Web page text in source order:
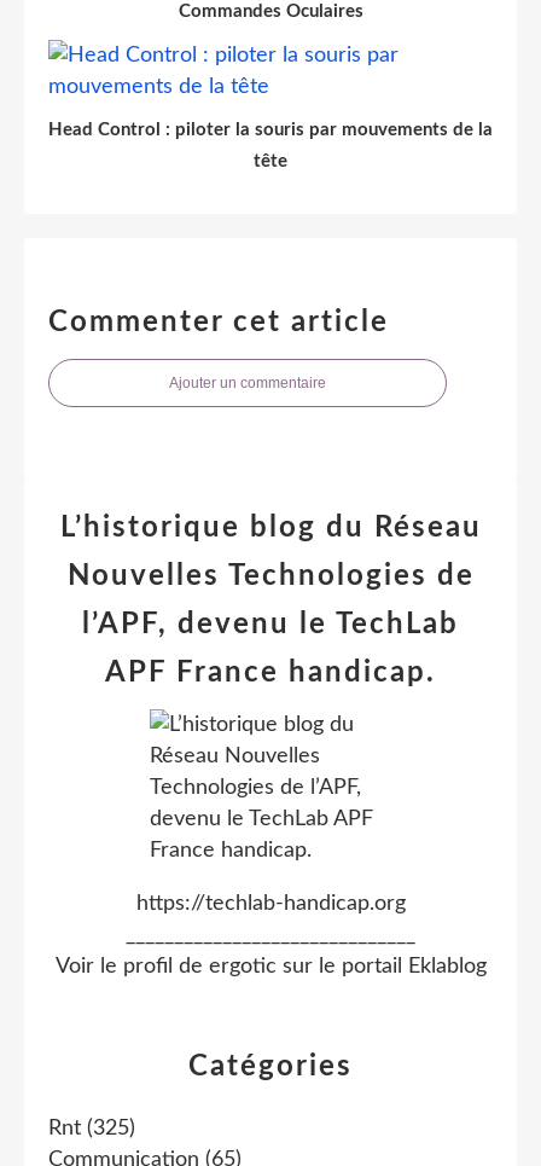
Commandes Oculaires
Head Control : piloter la souris par mouvements de la
tête
Commenter cet article
Ajouter un commentaire
Catégories
Rnt (325)
Communication (65)
L’historique blog du Réseau
Nouvelles Technologies de
l’APF, devenu le TechLab
APF France handicap.
https://techlab-handicap.org
Voir le profil de ergotic sur le portail Eklablog